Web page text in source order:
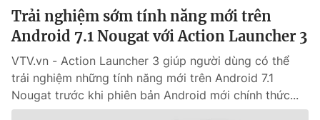
Góc doanh nghiệp
Truyền hình
Hậu trường
Nhân vật
Giải trí
Điện ảnh
Đời sống
Trải nghiệm sớm tính năng mới trên
Android 7.1 Nougat với Action Launcher 3
VTV.vn - Action Launcher 3 giúp người dùng có thể
trải nghiệm những tính năng mới trên Android 7.1
Nougat trước khi phiên bản Android mới chính thức...